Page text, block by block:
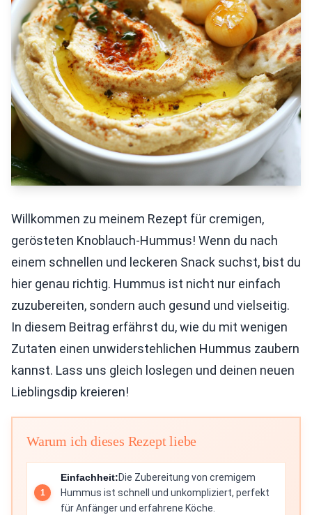
Willkommen zu meinem Rezept für cremigen,
gerösteten Knoblauch-Hummus! Wenn du nach
einem schnellen und leckeren Snack suchst, bist du
hier genau richtig. Hummus ist nicht nur einfach
zuzubereiten, sondern auch gesund und vielseitig.
In diesem Beitrag erfährst du, wie du mit wenigen
Zutaten einen unwiderstehlichen Hummus zaubern
kannst. Lass uns gleich loslegen und deinen neuen
Lieblingsdip kreieren!
Warum ich dieses Rezept liebe
Einfachheit:Die Zubereitung von cremigem
Hummus ist schnell und unkompliziert, perfekt
für Anfänger und erfahrene Köche.